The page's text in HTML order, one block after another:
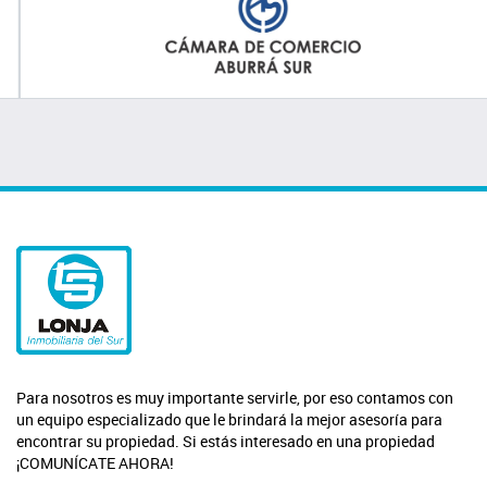
Para nosotros es muy importante servirle, por eso contamos con
un equipo especializado que le brindará la mejor asesoría para
encontrar su propiedad. Si estás interesado en una propiedad
¡COMUNÍCATE AHORA!